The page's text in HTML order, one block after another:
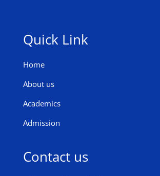
Quick Link
Home
About us
Academics
Admission
Contact us